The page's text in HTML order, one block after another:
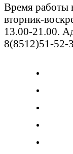
Время работы
вторник-
13.00-21.00.
8(8512)51-52-